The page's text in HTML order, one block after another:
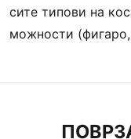
сите типови на
можности (фигаро,